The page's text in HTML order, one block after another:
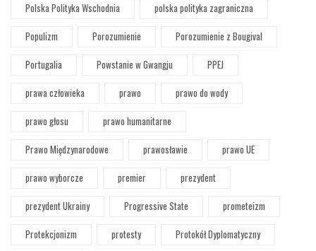
Polska Polityka Wschodnia
polska polityka zagraniczna
Populizm
Porozumienie
Porozumienie z Bougival
Portugalia
Powstanie w Gwangju
PPEJ
prawa człowieka
prawo
prawo do wody
prawo głosu
prawo humanitarne
Prawo Międzynarodowe
prawosławie
prawo UE
prawo wyborcze
premier
prezydent
prezydent Ukrainy
Progressive State
prometeizm
Protekcjonizm
protesty
Protokół Dyplomatyczny